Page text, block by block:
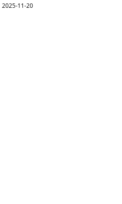
2025-11-20